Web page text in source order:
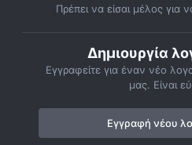
Πρέπει να είσαι μέλος για
Δημιουργία
Εγγραφείτε για έναν νέο
μας. Είναι
Εγγραφή νέου